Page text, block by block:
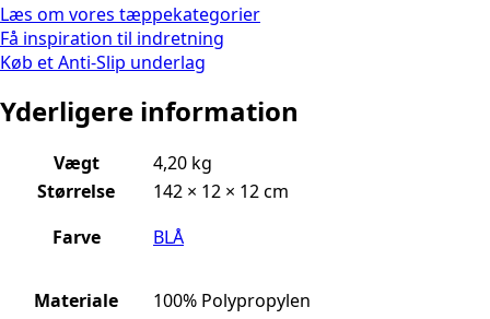
Læs om vores tæppekategorier
Få inspiration til indretning
Køb et Anti-Slip underlag
Yderligere information
Vægt
4,20 kg
Størrelse
142 × 12 × 12 cm
Farve
BLÅ
Materiale 100% Polypropylen